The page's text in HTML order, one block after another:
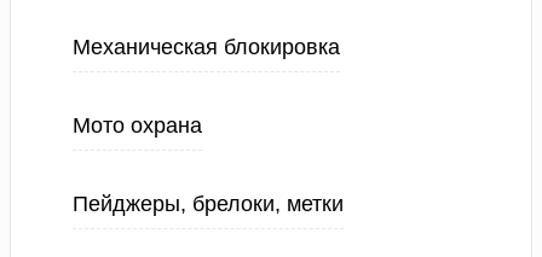
Механическая блокировка
Мото охрана
Пейджеры, брелоки, метки